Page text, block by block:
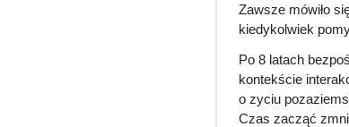
Zawsze mówiło
kiedykolwiek
Po 8 latach
kontekście
o zyciu
Czas zacząć